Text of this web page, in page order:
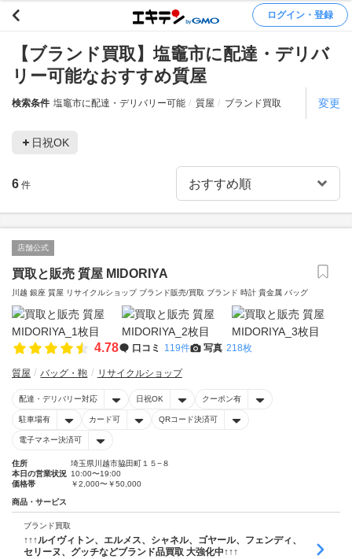
ログイン・登録
【ブランド買取】塩竈市に配達・デリバ
リー可能なおすすめ質屋
検索条件 塩竈市に配達・デリバリー可能 質屋 ブランド買取 変更
日祝OK
6 件
店舗公式
買取と販売 質屋 MIDORIYA
川越 銀座 質屋 リサイクルショップ ブランド販売/買取 ブランド 時計 貴金属 バッグ
4.78 口コミ 119件 写真 218枚
質屋 バッグ・鞄 リサイクルショップ
配達・デリバリー対応 日祝OK クーポン有
駐車場有 カード可 QRコード決済可
電子マネー決済可
住所
埼玉県川越市脇田町１５−８
本日の営業状況 10:00〜19:00
価格帯
￥2,000〜￥50,000
商品・サービス
ブランド買取
↑↑↑ルイヴィトン、エルメス、シャネル、ゴヤール、フェンディ、
セリーヌ、グッチなどブランド品買取 大強化中↑↑↑